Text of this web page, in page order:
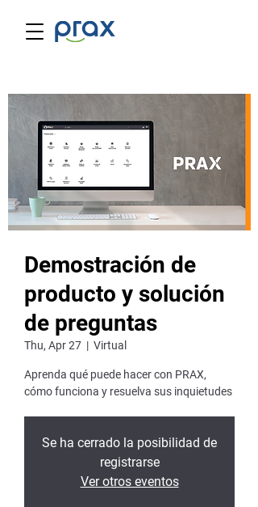
Demostración de
producto y solución
de preguntas
Thu, Apr 27
  |
Virtual
Aprenda qué puede hacer con PRAX,
cómo funciona y resuelva sus inquietudes
Se ha cerrado la posibilidad de
registrarse
Ver otros eventos